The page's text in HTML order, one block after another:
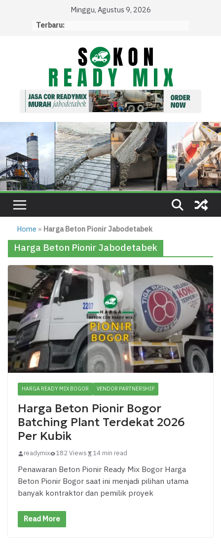
Minggu, Agustus 9, 2026
Terbaru:
Home » Harga Beton Pionir Jabodetabek
Harga Beton Pionir Jabodetabek
HARGA READY MIX BOGOR VENDOR PARTNERSHIP
Harga Beton Pionir Bogor
Batching Plant Terdekat 2026
Per Kubik
readymix 182 Views 14 min read
Penawaran Beton Pionir Ready Mix Bogor Harga
Beton Pionir Bogor saat ini menjadi pilihan utama
banyak kontraktor dan pemilik proyek
Read More